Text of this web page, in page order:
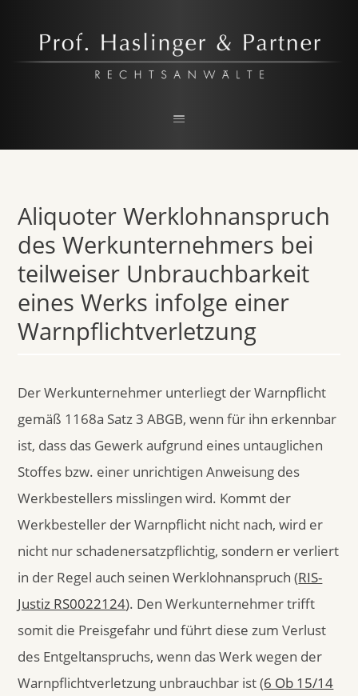
Prof. Haslinger & Partner
Aliquoter Werklohnanspruch
des Werkunternehmers bei
teilweiser Unbrauchbarkeit
eines Werks infolge einer
Warnpflichtverletzung
Der Werkunternehmer unterliegt der Warnpflicht
gemäß 1168a Satz 3 ABGB, wenn für ihn erkennbar
ist, dass das Gewerk aufgrund eines untauglichen
Stoffes bzw. einer unrichtigen Anweisung des
Werkbestellers misslingen wird. Kommt der
Werkbesteller der Warnpflicht nicht nach, wird er
nicht nur schadenersatzpflichtig, sondern er verliert
in der Regel auch seinen Werklohnanspruch (RIS-
Justiz RS0022124). Den Werkunternehmer trifft
somit die Preisgefahr und führt diese zum Verlust
des Entgeltanspruchs, wenn das Werk wegen der
Warnpflichtverletzung unbrauchbar ist (6 Ob 15/14